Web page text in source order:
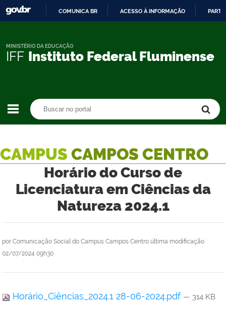
CONTEÚDO
COMUNICA BR ACESSO À INFORMAÇÃO
IFF Instituto Federal Fluminense
MINISTÉRIO DA EDUCAÇÃO
CAMPUS CAMPOS CENTRO
Horário do Curso de
Licenciatura em Ciências da
Natureza 2024.1
por Comunicação Social do Campus Campos Centro última modificação
02/07/2024 09h30
Horário_Ciências_2024.1 28-06-2024.pdf — 314 KB